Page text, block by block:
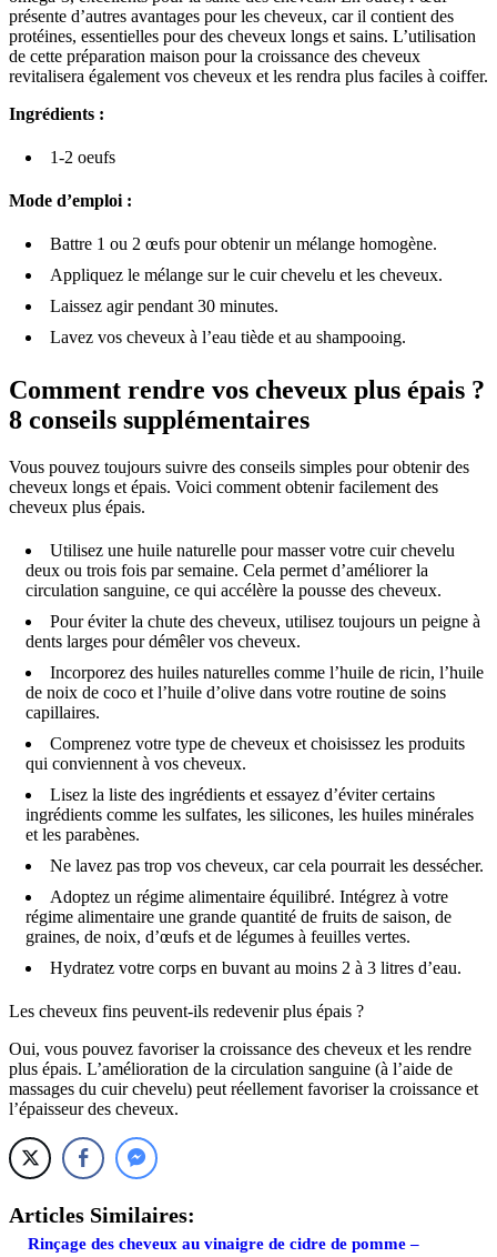
présente d’autres avantages pour les cheveux, car il contient des
protéines, essentielles pour des cheveux longs et sains. L’utilisation
de cette préparation maison pour la croissance des cheveux
revitalisera également vos cheveux et les rendra plus faciles à coiffer.
Ingrédients :
1-2 oeufs
Mode d’emploi :
Battre 1 ou 2 œufs pour obtenir un mélange homogène.
Appliquez le mélange sur le cuir chevelu et les cheveux.
Laissez agir pendant 30 minutes.
Lavez vos cheveux à l’eau tiède et au shampooing.
Comment rendre vos cheveux plus épais ?
8 conseils supplémentaires
Vous pouvez toujours suivre des conseils simples pour obtenir des
cheveux longs et épais. Voici comment obtenir facilement des
cheveux plus épais.
Utilisez une huile naturelle pour masser votre cuir chevelu
deux ou trois fois par semaine. Cela permet d’améliorer la
circulation sanguine, ce qui accélère la pousse des cheveux.
Pour éviter la chute des cheveux, utilisez toujours un peigne à
dents larges pour démêler vos cheveux.
Incorporez des huiles naturelles comme l’huile de ricin, l’huile
de noix de coco et l’huile d’olive dans votre routine de soins
capillaires.
Comprenez votre type de cheveux et choisissez les produits
qui conviennent à vos cheveux.
Lisez la liste des ingrédients et essayez d’éviter certains
ingrédients comme les sulfates, les silicones, les huiles minérales
et les parabènes.
Ne lavez pas trop vos cheveux, car cela pourrait les dessécher.
Adoptez un régime alimentaire équilibré. Intégrez à votre
régime alimentaire une grande quantité de fruits de saison, de
graines, de noix, d’œufs et de légumes à feuilles vertes.
Hydratez votre corps en buvant au moins 2 à 3 litres d’eau.
Les cheveux fins peuvent-ils redevenir plus épais ?
Oui, vous pouvez favoriser la croissance des cheveux et les rendre
plus épais. L’amélioration de la circulation sanguine (à l’aide de
massages du cuir chevelu) peut réellement favoriser la croissance et
l’épaisseur des cheveux.
Articles Similaires:
Rinçage des cheveux au vinaigre de cidre de pomme –